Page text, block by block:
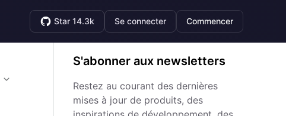
Star 14.3k Se connecter Commencer
S'abonner aux newsletters
Restez au courant des dernières
mises à jour de produits, des